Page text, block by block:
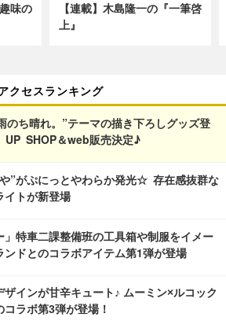
味の
【連載】木島隆一の『一筆啓
上』
クセスランキング
のち晴れ。”テーマの描き下ろしグッズ登
UP SHOP＆web販売決定♪
”がぷにっとやわらか発光☆ 存在感抜群な
イトが新登場
」特車二課整備班の工具箱や制服をイメー
ンドとのコラボアイテム第1弾が登場
ザインが甘辛キュート♪ ムーミン×ルコック
コラボ第3弾が登場！